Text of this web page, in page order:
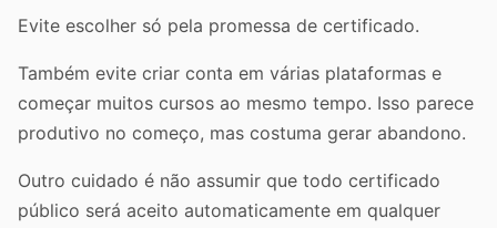
Evite escolher só pela promessa de certificado.
Também evite criar conta em várias plataformas e
começar muitos cursos ao mesmo tempo. Isso parece
produtivo no começo, mas costuma gerar abandono.
Outro cuidado é não assumir que todo certificado
público será aceito automaticamente em qualquer